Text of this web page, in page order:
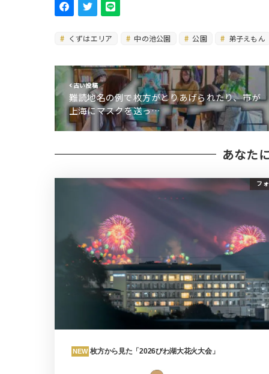
くずはエリア 中の池公園 公園 弟子えもん
古い投稿
難読地名の例で枚方がとりあげられたり、市が
上海にマスクを送っ…
あなた
フ
NEW 枚方から見た「2026びわ湖大花火大会」